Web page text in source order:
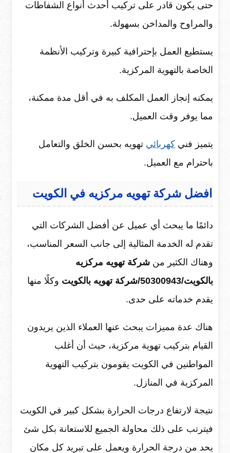
حتى يكون قادر على تركيب أحدث أنواع الشفاطات
والمراوح والمداخن بسهولة.
يستطيع العمل بإحترافية كبيرة وتركيب الأنظمة
الخاصة بالتهوية المركزية.
يمكنه إنجاز العمل المكلف به في أقل مدة ممكنة،
مما يوفر وقت العميل.
يتميز فني كهربائي تهويه بحسن الخلق والتعامل
باحترام مع العميل.
افضل شركة تهويه مركزيه في الكويت
دائمًا ما يبحث أي عميل عن أفضل الشركات التي
تقدم له الخدمة المثالية إلى جانب السعر المناسب،
وهناك الكثير من شركة تهويه مركزيه
بالكويت/50300943/شركة تهويه بالكويت
وكلًا منها
يقدم خدماته على حدى.
هناك عدة مميزات يبحث عنها العملاء الذين يريدون
القيام بتركيب تهوية مركزية، حيث أن أغلب
المواطنين في الكويت يقومون بتركيب التهوية
المركزية في المنازل.
نتيجة لارتفاع درجات الحرارة بشكل كبير في الكويت
فيترتب على ذلك محاولة الجميع للاستعانة بكل شئ
يحد من درجة الحرارة ويعمل على تبريد كل مكان